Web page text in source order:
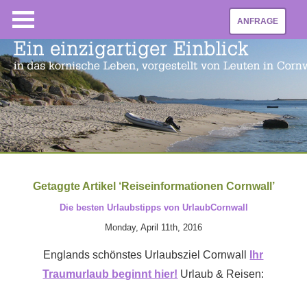
ANFRAGE
Getaggte Artikel ‘Reiseinformationen Cornwall’
Die besten Urlaubstipps von UrlaubCornwall
Monday, April 11th, 2016
Englands schönstes Urlaubsziel Cornwall
Ihr
Traumurlaub beginnt hier! Urlaub & Reisen: